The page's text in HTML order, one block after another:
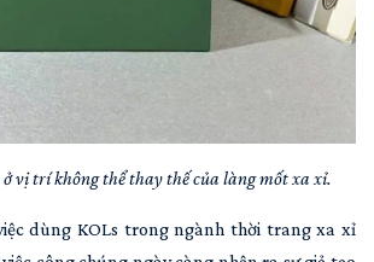
vị trí không thể thay thế của làng mốt xa xỉ.
dùng KOLs trong ngành thời trang xa xỉ